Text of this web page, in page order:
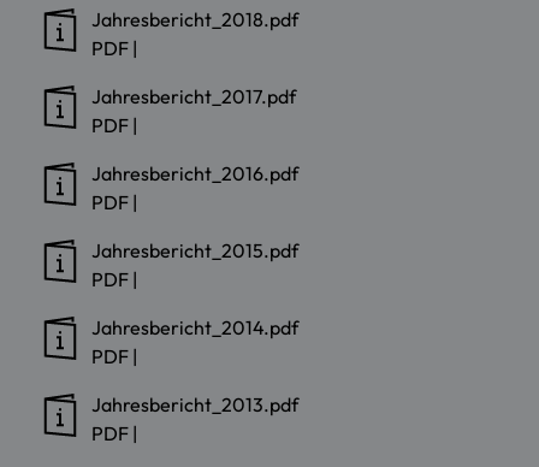
Jahresbericht_2018.pdf
PDF |
Jahresbericht_2017.pdf
PDF |
Jahresbericht_2016.pdf
PDF |
Jahresbericht_2015.pdf
PDF |
Jahresbericht_2014.pdf
PDF |
Jahresbericht_2013.pdf
PDF |